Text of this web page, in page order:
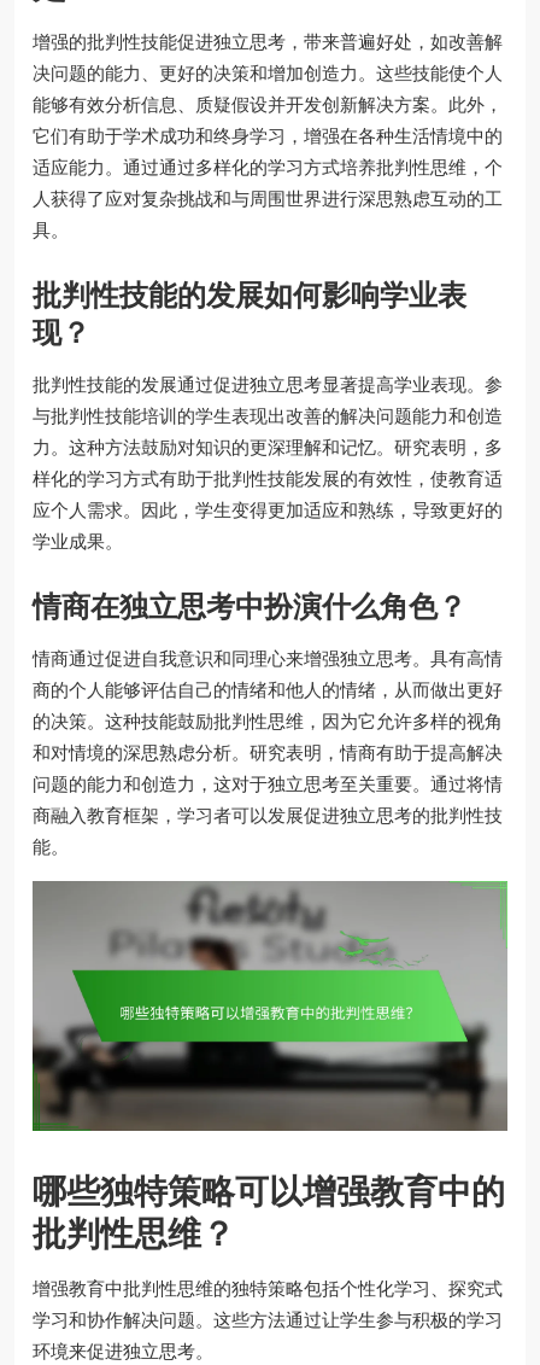
增强的批判性技能促进独立思考，带来普遍好处，如改善解
决问题的能力、更好的决策和增加创造力。这些技能使个人
能够有效分析信息、质疑假设并开发创新解决方案。此外，
它们有助于学术成功和终身学习，增强在各种生活情境中的
适应能力。通过通过多样化的学习方式培养批判性思维，个
人获得了应对复杂挑战和与周围世界进行深思熟虑互动的工
具。
批判性技能的发展如何影响学业表
现？
批判性技能的发展通过促进独立思考显著提高学业表现。参
与批判性技能培训的学生表现出改善的解决问题能力和创造
力。这种方法鼓励对知识的更深理解和记忆。研究表明，多
样化的学习方式有助于批判性技能发展的有效性，使教育适
应个人需求。因此，学生变得更加适应和熟练，导致更好的
学业成果。
情商在独立思考中扮演什么角色？
情商通过促进自我意识和同理心来增强独立思考。具有高情
商的个人能够评估自己的情绪和他人的情绪，从而做出更好
的决策。这种技能鼓励批判性思维，因为它允许多样的视角
和对情境的深思熟虑分析。研究表明，情商有助于提高解决
问题的能力和创造力，这对于独立思考至关重要。通过将情
商融入教育框架，学习者可以发展促进独立思考的批判性技
能。
哪些独特策略可以增强教育中的
批判性思维？
增强教育中批判性思维的独特策略包括个性化学习、探究式
学习和协作解决问题。这些方法通过让学生参与积极的学习
环境来促进独立思考。